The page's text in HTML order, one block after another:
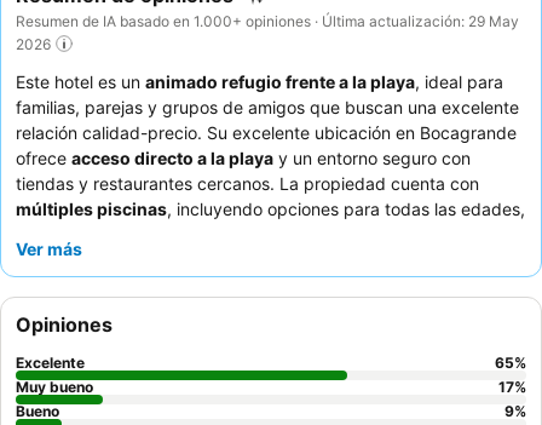
Resumen de IA basado en 1.000+ opiniones · Última actualización: 29 May
2026
Este hotel es un animado refugio frente a la playa, ideal para
familias, parejas y grupos de amigos que buscan una excelente
relación calidad-precio. Su excelente ubicación en Bocagrande
ofrece acceso directo a la playa y un entorno seguro con
tiendas y restaurantes cercanos. La propiedad cuenta con
múltiples piscinas, incluyendo opciones para todas las edades,
huéspedes elogian constantemente al
zumos frescos y huevos hechos al momento. Para una
experiencia más tranquila, considere solicitar una habitación en
un piso superior o con vistas al jardín.
Ver más
Opiniones
Excelente 65%
Muy bueno
17%
Bueno
9%